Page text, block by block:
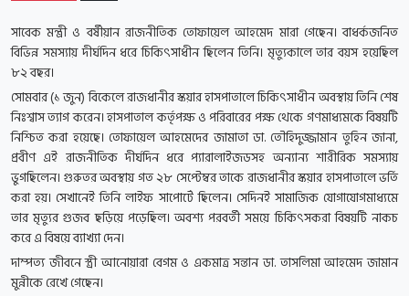
সাবেক মন্ত্রী ও বর্ষীয়ান রাজনীতিক তোফায়েল আহমেদ মারা গেছেন। বাধর্কজনিত
বিভিন্ন সমস্যায় দীর্ঘদিন ধরে চিকিৎসাধীন ছিলেন তিনি। মৃত্যুকালে তার বয়স হয়েছিল
৮২ বছর।
সোমবার (১ জুন) বিকেলে রাজধানীর স্কয়ার হাসপাতালে চিকিৎসাধীন অবস্থায় তিনি শেষ
নিঃশ্বাস ত্যাগ করেন। হাসপাতাল কর্তৃপক্ষ ও পরিবারের পক্ষ থেকে গণমাধ্যমকে বিষয়টি
নিশ্চিত করা হয়েছে। তোফায়েল আহমেদের জামাতা ডা. তৌহিদুজ্জামান তুহিন জানা,
প্রবীণ এই রাজনীতিক দীর্ঘদিন ধরে প্যারালাইজডসহ অন্যান্য শারীরিক সমস্যায়
ভুগছিলেন। গুরুতর অবস্থায় গত ২৮ সেপ্টেম্বর তাকে রাজধানীর স্কয়ার হাসপাতালে ভর্তি
করা হয়। সেখানেই তিনি লাইফ সাপোর্টে ছিলেন। সেদিনই সামাজিক যোগাযোগমাধ্যমে
তার মৃত্যুর গুজব ছড়িয়ে পড়েছিল। অবশ্য পরবর্তী সময়ে চিকিৎসকরা বিষয়টি নাকচ
করে এ বিষয়ে ব্যাখ্যা দেন।
দাম্পত্য জীবনে স্ত্রী আনোয়ারা বেগম ও একমাত্র সন্তান ডা. তাসলিমা আহমেদ জামান
মুন্নীকে রেখে গেছেন।